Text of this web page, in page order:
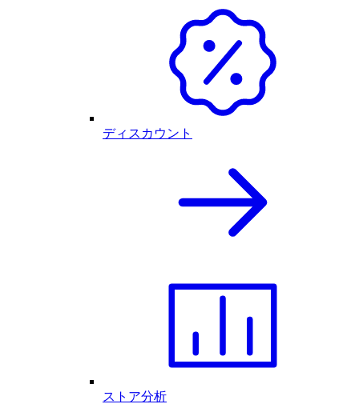
ディスカウント
ストア分析